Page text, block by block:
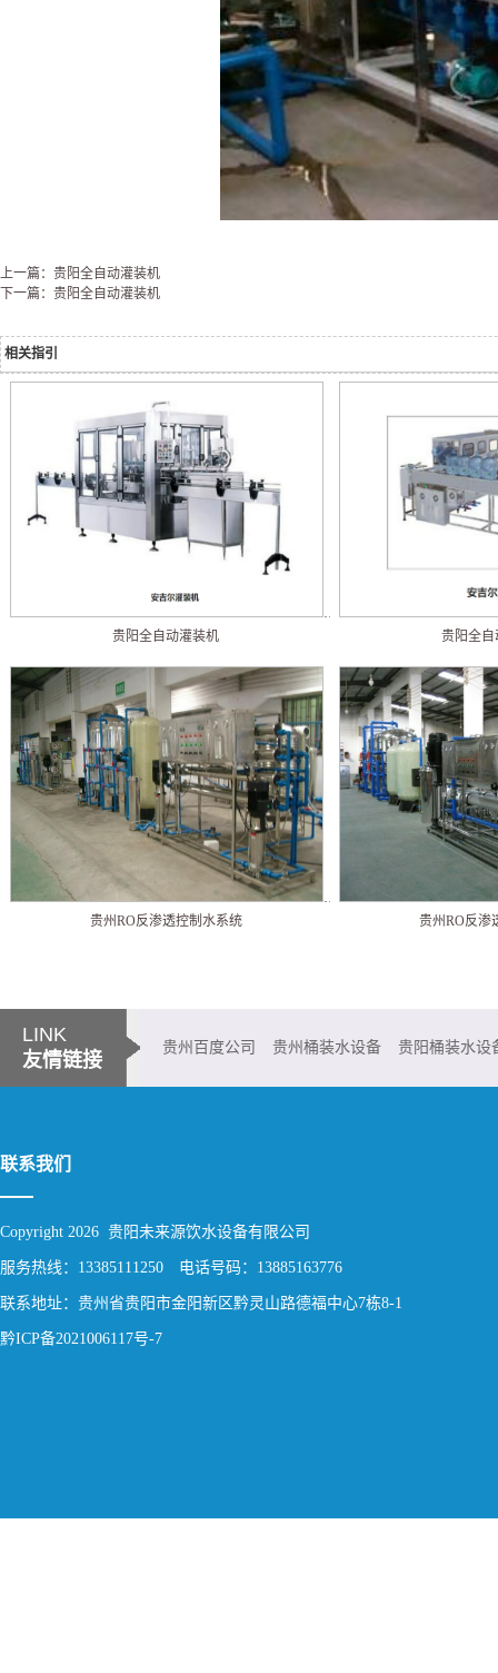
上一篇：贵阳全自动灌装机
下一篇：贵阳全自动灌装机
相关指引
贵阳全自动灌装机 贵阳全自
贵州RO反渗透控制水系统 贵州RO反渗
LINK
友情链接
贵州百度公司 贵州桶装水设备 贵阳桶装水设
联系我们
Copyright 2026 贵阳未来源饮水设备有限公司
服务热线：13385111250 电话号码：13885163776
联系地址：贵州省贵阳市金阳新区黔灵山路德福中心7栋8-1
黔ICP备2021006117号-7